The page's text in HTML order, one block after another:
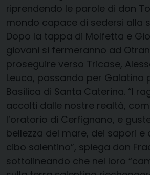
riprendendo le parole di don
mondo capace di sedersi alla
Dopo la tappa di Molfetta e
giovani si fermeranno ad
proseguire verso Tricase,
Leuca, passando per Galatina
Basilica di Santa Caterina. “I
accolti dalle nostre realtà,
l’oratorio di Cerfignano, e
bellezza del mare, dei sapori e
cibo salentino”, spiega don
sottolineando che nel loro